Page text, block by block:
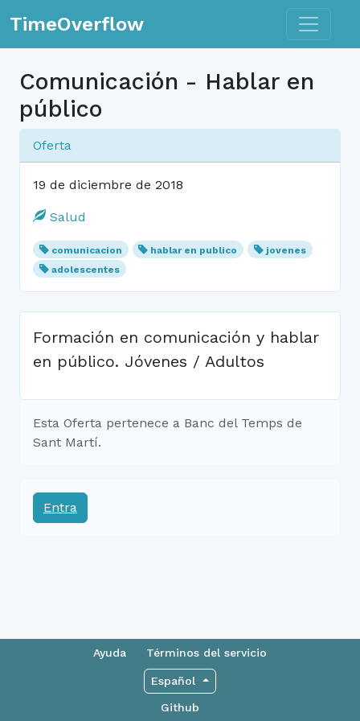
TimeOverflow Toggle
Comunicación - Hablar en
público
Oferta
19 de diciembre de 2018
Salud
comunicacion hablar en publico
jovenes
adolescentes
Formación en comunicación y hablar
en público. Jóvenes / Adultos
Esta Oferta pertenece a Banc del Temps de
Sant Martí.
Entra
Ayuda Términos del servicio
Español
Github